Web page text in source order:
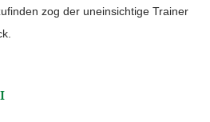
zog der uneinsichtige Trainer